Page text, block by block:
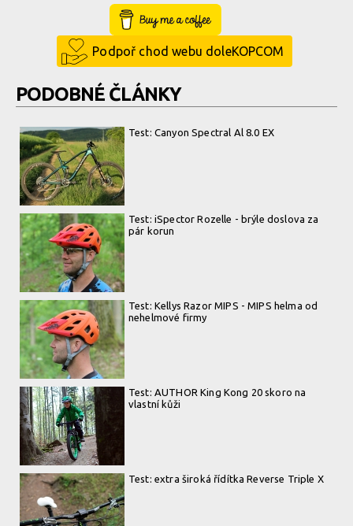
Buy Me a Coffee
Podpoř chod webu doleKOPCOM
PODOBNÉ ČLÁNKY
Test: Canyon Spectral Al 8.0 EX
Test: iSpector Rozelle - brýle doslova za
pár korun
Test: Kellys Razor MIPS - MIPS helma od
nehelmové firmy
Test: AUTHOR King Kong 20 skoro na
vlastní kůži
Test: extra široká řídítka Reverse Triple X